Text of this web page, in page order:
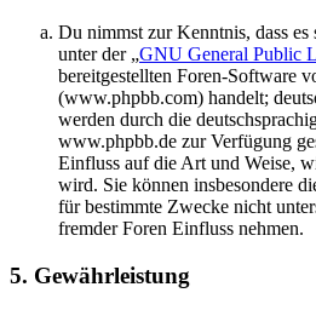
Du nimmst zur Kenntnis, dass
unter der „GNU General Public
bereitgestellten Foren-Software
(www.phpbb.com) handelt;
werden durch die
www.phpbb.de zur Verfügung
Einfluss auf die Art und Weise,
wird. Sie können insbesondere
für bestimmte Zwecke nicht
fremder Foren Einfluss nehmen.
5. Gewährleistung